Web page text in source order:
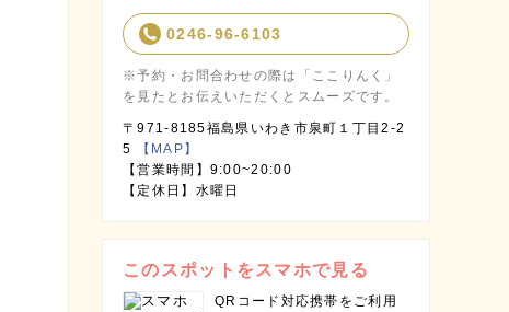
0246-96-6103
※予約・お問合わせの際は「ここりんく」
を見たとお伝えいただくとスムーズです。
〒971-8185福島県いわき市泉町１丁目2-2
5
【MAP】
【営業時間】9:00~20:00
【定休日】水曜日
このスポットをスマホで見る
QRコード対応携帯をご利用